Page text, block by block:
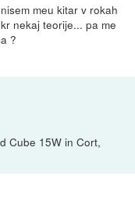
meu kitar v rokah
nekaj teorije... pa me
?
Cube 15W in Cort,